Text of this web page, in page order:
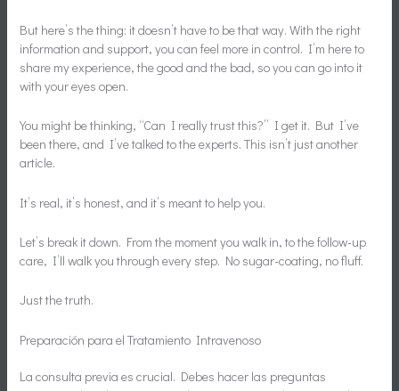
But here’s the thing: it doesn’t have to be that way. With the right
information and support, you can feel more in control. I’m here to
share my experience, the good and the bad, so you can go into it
with your eyes open.
You might be thinking, “Can I really trust this?” I get it. But I’ve
been there, and I’ve talked to the experts. This isn’t just another
article.
It’s real, it’s honest, and it’s meant to help you.
Let’s break it down. From the moment you walk in, to the follow-up
care, I’ll walk you through every step. No sugar-coating, no fluff.
Just the truth.
Preparación para el Tratamiento Intravenoso
La consulta previa es crucial. Debes hacer las preguntas